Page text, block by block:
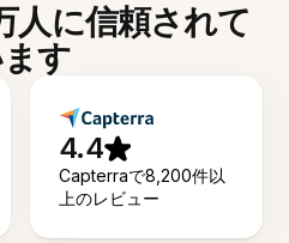
人に信頼されて
す
4.4
Capterraで8,200件以
上のレビュー